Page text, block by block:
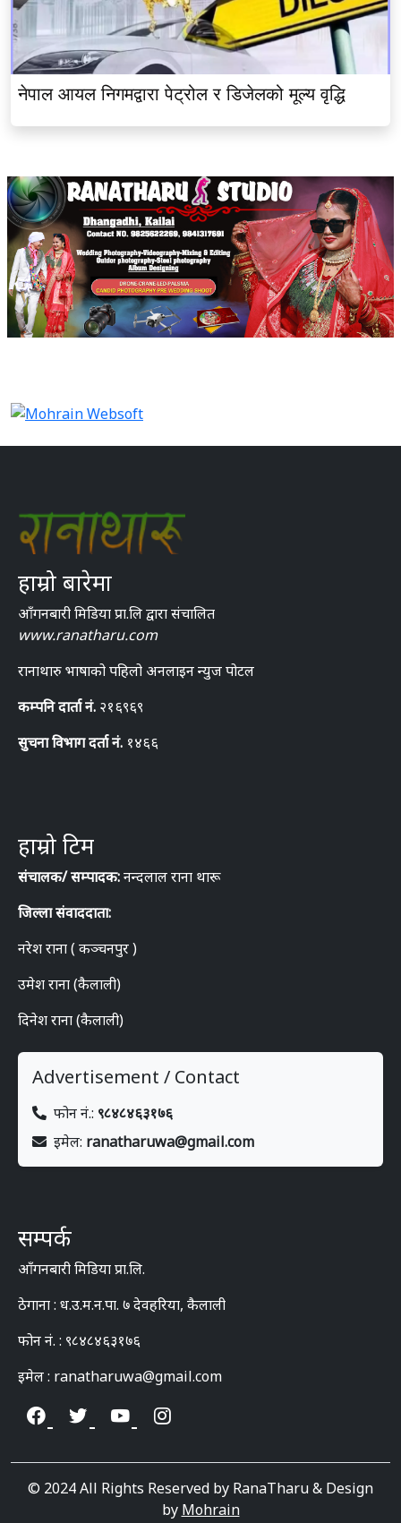
नेपाल आयल निगमद्वारा पेट्रोल र डिजेलको मूल्य वृद्धि
हाम्रो बारेमा
आँगनबारी मिडिया प्रा.लि द्वारा संचालित
www.ranatharu.com
रानाथारु भाषाको पहिलो अनलाइन न्युज पोटल
कम्पनि दार्ता नं. २१६९६९
सुचना विभाग दर्ता नं. १४६६
हाम्रो टिम
संचालक/ सम्पादक:नन्दलाल राना थारू
जिल्ला संवाददाता:
नरेश राना ( कञ्चनपुर )
उमेश राना (कैलाली)
दिनेश राना (कैलाली)
Advertisement / Contact
फोन नं.: ९८४८४६३१७६
इमेल: ranatharuwa@gmail.com
सम्पर्क
आँगनबारी मिडिया प्रा.लि.
ठेगाना : ध.उ.म.न.पा. ७ देवहरिया, कैलाली
फोन नं. : ९८४८४६३१७६
इमेल : ranatharuwa@gmail.com
© 2024 All Rights Reserved by RanaTharu & Design
by Mohrain